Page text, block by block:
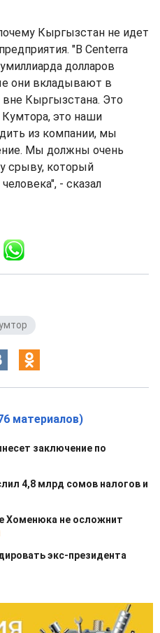
Кыргызстан не идет
"В Сenterra
долларов
они вкладывают в
вне Кыргызстана. Это
это наши
из компании, мы
Мы должны очень
срыву, который
- сказал
материалов)
заключение по
4,8 млрд сомов налогов и
Хоменюка не осложнит
экс-президента